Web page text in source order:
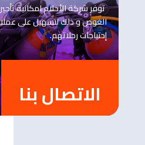
توفر شركة الأحلام امكانية
الغوص و ذلك لتسهيل على
إحتياجات رحلاتهم.
الاتصال بنا